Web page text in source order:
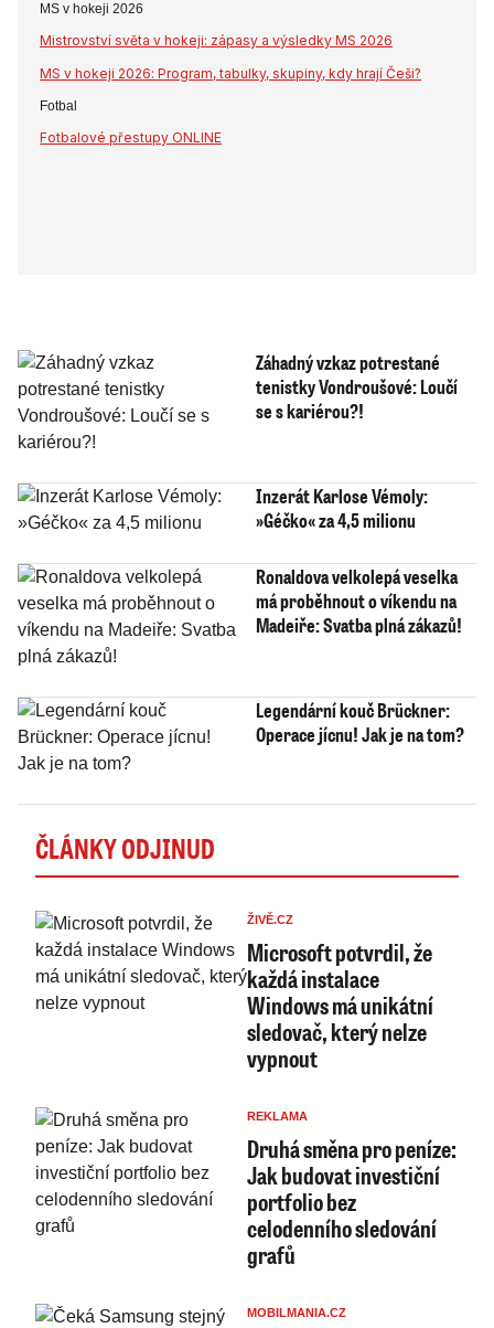
MS v hokeji 2026
Mistrovství světa v hokeji: zápasy a výsledky MS 2026
MS v hokeji 2026: Program, tabulky, skupiny, kdy hrají Češi?
Fotbal
Fotbalové přestupy ONLINE
Záhadný vzkaz potrestané
tenistky Vondroušové: Loučí
se s kariérou?!
Inzerát Karlose Vémoly:
»Géčko« za 4,5 milionu
Ronaldova velkolepá veselka
má proběhnout o víkendu na
Madeiře: Svatba plná zákazů!
Legendární kouč Brückner:
Operace jícnu! Jak je na tom?
ČLÁNKY ODJINUD
ŽIVĚ.CZ
Microsoft potvrdil, že
každá instalace
Windows má unikátní
sledovač, který nelze
vypnout
REKLAMA
Druhá směna pro peníze:
Jak budovat investiční
portfolio bez
celodenního sledování
grafů
MOBILMANIA.CZ